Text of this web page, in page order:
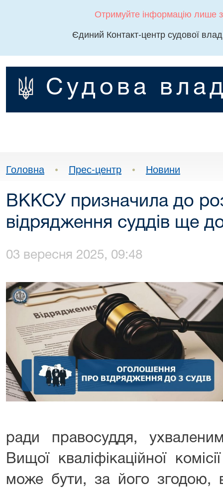
Отримуйте інформацію лише
Єдиний Контакт-центр судової
Судова
Головна • Прес-центр • Новини
ВККСУ призначила до
відрядження суддів ще
03 вересня 2025, 09:48
ради правосуддя,
Вищої кваліфікаційної
може бути, за його згодою,